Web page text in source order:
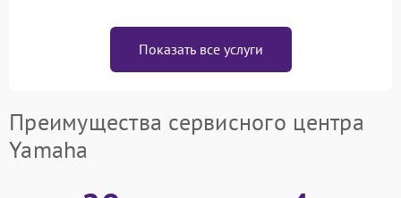
Показать все услуги
Преимущества сервисного центра
Yamaha